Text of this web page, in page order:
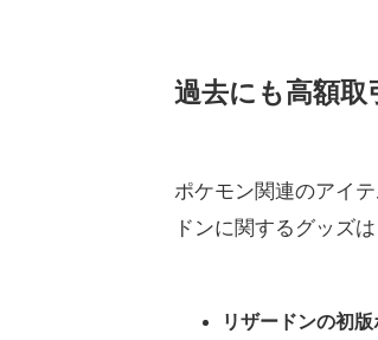
過去にも高額
ポケモン関連のアイ
ドンに関するグッズ
リザードンの初